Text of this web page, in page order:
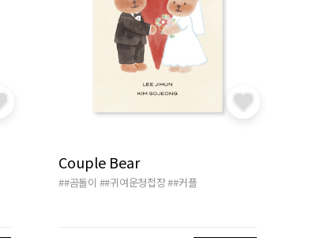
Couple Bear
##곰돌이 ##귀여운청첩장##커플